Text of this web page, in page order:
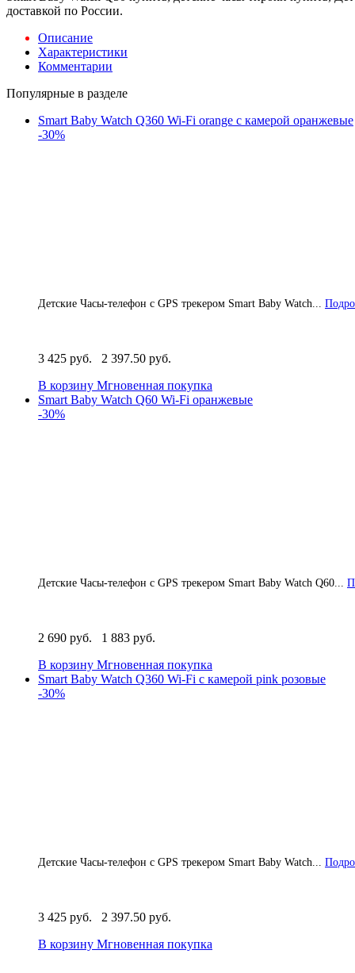
доставкой по России.
Описание
Характеристики
Комментарии
Популярные в разделе
Smart Baby Watch Q360 Wi-Fi orange с камерой оранжевые
-30%
Детские Часы-телефон с GPS трекером Smart Baby Watch...
3 425 руб.
2 397.50 руб.
В корзину Мгновенная покупка
Smart Baby Watch Q60 Wi-Fi оранжевые
-30%
Детские Часы-телефон с GPS трекером Smart Baby Watch Q60...
2 690 руб.
1 883 руб.
В корзину Мгновенная покупка
Smart Baby Watch Q360 Wi-Fi с камерой pink розовые
-30%
Детские Часы-телефон с GPS трекером Smart Baby Watch...
3 425 руб.
2 397.50 руб.
В корзину Мгновенная покупка